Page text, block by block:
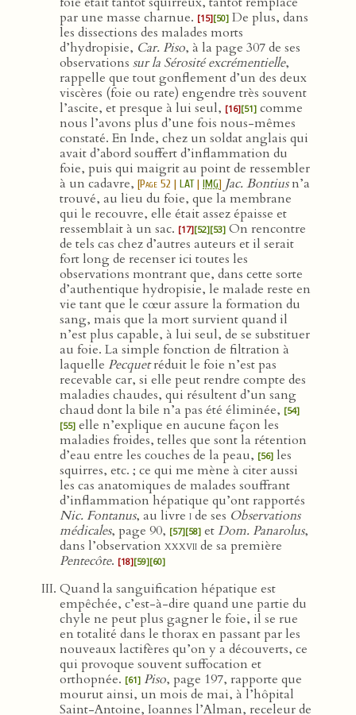
par une masse charnue. [15][50] De plus, dans
les dissections des malades morts
d’hydropisie, Car. Piso, à la page 307 de ses
observations sur la Sérosité excrémentielle,
rappelle que tout gonflement d’un des deux
viscères (foie ou rate) engendre très souvent
l’ascite, et presque à lui seul, [16][51] comme
nous l’avons plus d’une fois nous-mêmes
constaté. En Inde, chez un soldat anglais qui
avait d’abord souffert d’inflammation du
foie, puis qui maigrit au point de ressembler
à un cadavre, [Page 52 | LAT| IMG] Jac. Bontiusn’a
trouvé, au lieu du foie, que la membrane
qui le recouvre, elle était assez épaisse et
ressemblait à un sac. [17][52][53] On rencontre
de tels cas chez d’autres auteurs et il serait
fort long de recenser ici toutes les
observations montrant que, dans cette sorte
d’authentique hydropisie, le malade reste en
vie tant que le cœur assure la formation du
sang, mais que la mort survient quand il
n’est plus capable, à lui seul, de se substituer
au foie. La simple fonction de filtration à
laquelle Pecquetréduit le foie n’est pas
recevable car, si elle peut rendre compte des
maladies chaudes, qui résultent d’un sang
chaud dont la bile n’a pas été éliminée, [54]
[55] elle n’explique en aucune façon les
maladies froides, telles que sont la rétention
d’eau entre les couches de la peau, [56] les
squirres, etc. ; ce qui me mène à citer aussi
les cas anatomiques de malades souffrant
d’inflammation hépatique qu’ont rapportés
Nic. Fontanus, au livre ide ses Observations
médicales, page 90, [57][58] etDom. Panarolus,
dans l’observation xxxviide sa première
Pentecôte. [18][59][60]
Quand la sanguification hépatique est
empêchée, c’est-à-dire quand une partie du
chyle ne peut plus gagner le foie, il se rue
en totalité dans le thorax en passant par les
nouveaux lactifères qu’on y a découverts, ce
qui provoque souvent suffocation et
orthopnée. [61] Piso, page 197, rapporte que
mourut ainsi, un mois de mai, à l’hôpital
Saint-Antoine, Ioannes l’Alman, receleur de